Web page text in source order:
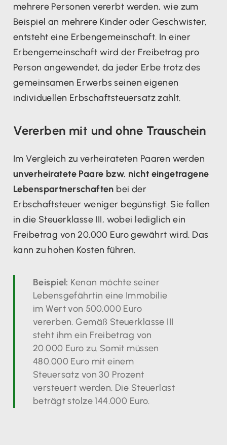
mehrere Personen vererbt werden, wie zum
Beispiel an mehrere Kinder oder Geschwister,
entsteht eine Erbengemeinschaft. In einer
Erbengemeinschaft wird der Freibetrag pro
Person angewendet, da jeder Erbe trotz des
gemeinsamen Erwerbs seinen eigenen
individuellen Erbschaftsteuersatz zahlt.
Vererben mit und ohne Trauschein
Im Vergleich zu verheirateten Paaren werden
unverheiratete Paare bzw. nicht eingetragene
Lebenspartnerschaften bei der
Erbschaftsteuer weniger begünstigt. Sie fallen
in die Steuerklasse III, wobei lediglich ein
Freibetrag von 20.000 Euro gewährt wird. Das
kann zu hohen Kosten führen.
Beispiel: Kenan möchte seiner
Lebensgefährtin eine Immobilie
im Wert von 500.000 Euro
vererben. Gemäß Steuerklasse III
steht ihm ein Freibetrag von
20.000 Euro zu. Somit müssen
480.000 Euro mit einem
Steuersatz von 30 Prozent
versteuert werden. Die Steuerlast
beträgt stolze 144.000 Euro.